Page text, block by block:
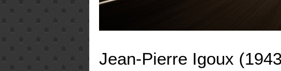
Jean-Pierre Igoux